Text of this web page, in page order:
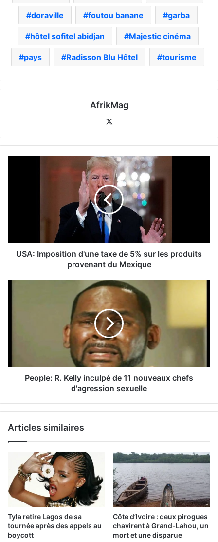
doraville foutou banane garba
hôtel sofitel abidjan Majestic cinéma
pays Radisson Blu Hôtel tourisme
AfrikMag
USA: Imposition d'une taxe de 5% sur les produits
provenant du Mexique
People: R. Kelly inculpé de 11 nouveaux chefs
d'agression sexuelle
Articles similaires
Tyla retire Lagos de sa
tournée après des appels au
boycott
Côte d’Ivoire : deux pirogues
chavirent à Grand-Lahou, un
mort et une disparue